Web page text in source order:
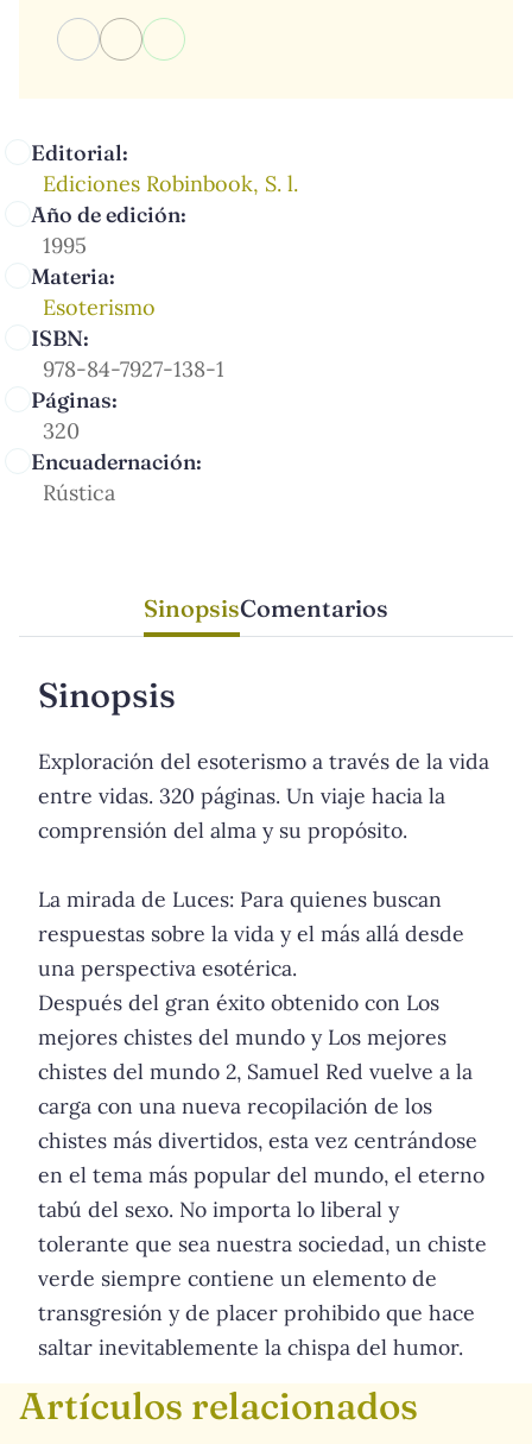
Editorial:
Ediciones Robinbook, S. l.
Año de edición:
1995
Materia:
Esoterismo
ISBN:
978-84-7927-138-1
Páginas:
320
Encuadernación:
Rústica
SinopsisComentarios
Sinopsis
Exploración del esoterismo a través de la vida
entre vidas. 320 páginas. Un viaje hacia la
comprensión del alma y su propósito.
La mirada de Luces: Para quienes buscan
respuestas sobre la vida y el más allá desde
una perspectiva esotérica.
Después del gran éxito obtenido con Los
mejores chistes del mundo y Los mejores
chistes del mundo 2, Samuel Red vuelve a la
carga con una nueva recopilación de los
chistes más divertidos, esta vez centrándose
en el tema más popular del mundo, el eterno
tabú del sexo. No importa lo liberal y
tolerante que sea nuestra sociedad, un chiste
verde siempre contiene un elemento de
transgresión y de placer prohibido que hace
saltar inevitablemente la chispa del humor.
Artículos relacionados